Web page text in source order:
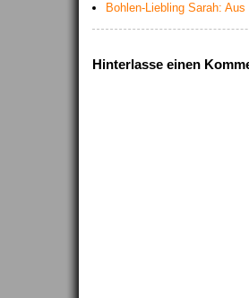
Bohlen-Liebling Sarah: Aus
Hinterlasse einen